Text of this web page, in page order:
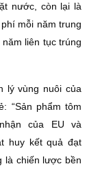
nước, còn lại là
mỗi năm trung
liên tục trúng
lý vùng nuôi của
“Sản phẩm tôm
của EU và
huy kết quả đạt
là chiến lược bền